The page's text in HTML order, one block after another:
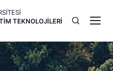
TEKNOLOJILERI